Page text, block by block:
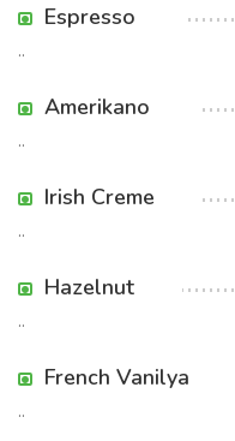
Espresso
..
Amerikano
..
Irish Creme
..
Hazelnut
..
French Vanilya
..